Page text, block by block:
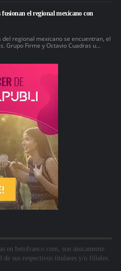
el regional mexicano con
regional mexicano se encuentran, el
Grupo Firme y Octavio Cuadras u...
en betofranco.com, son únicamente
de sus respectivos titulares y/o filiales.